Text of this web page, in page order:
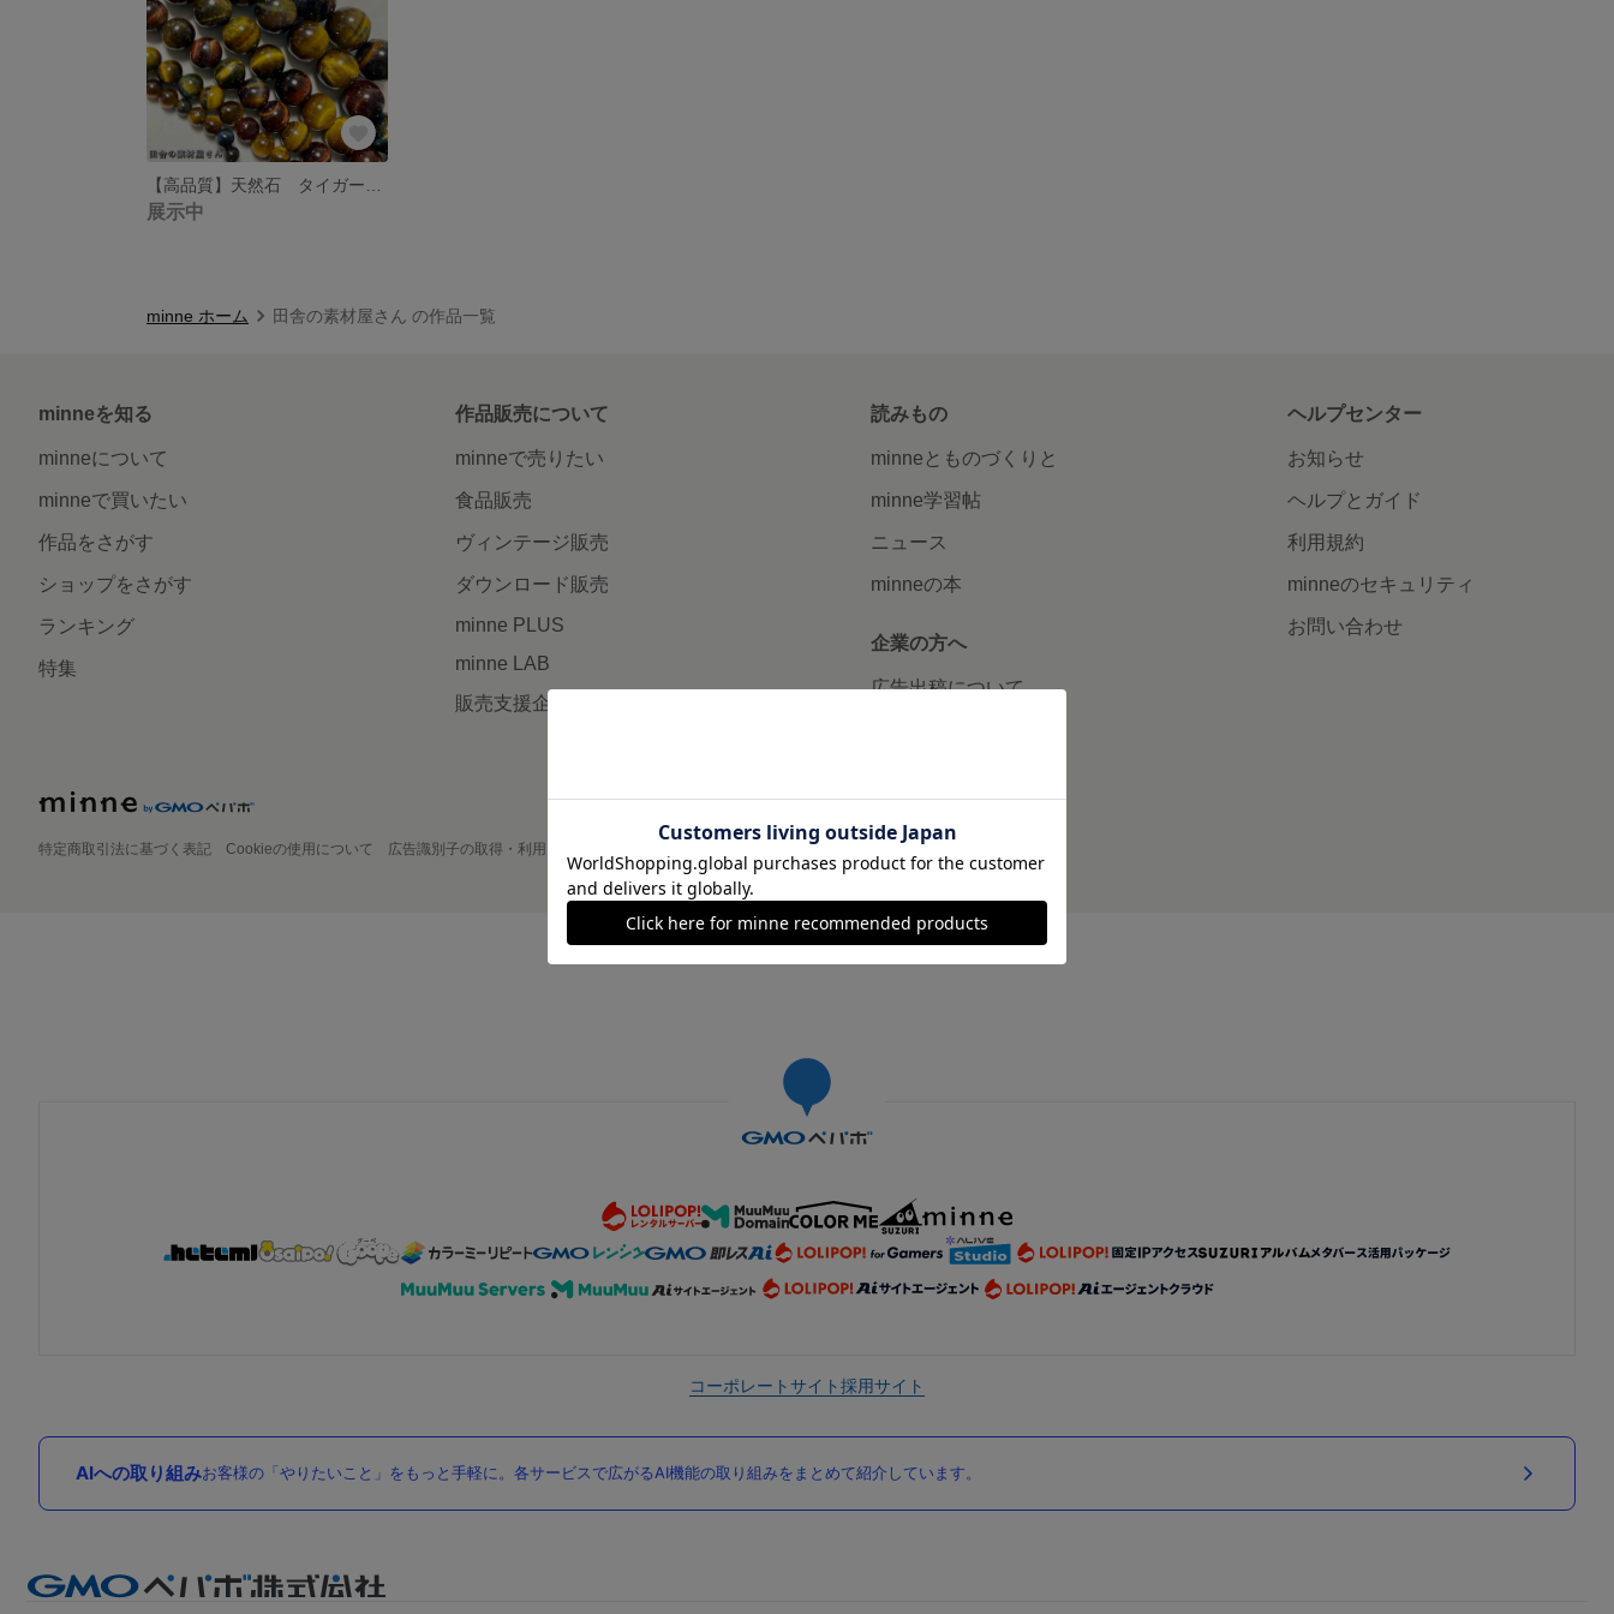
展示中
minne ホーム 田舎の素材屋さん の作品一覧
minneを知る
minneについて
minneで買いたい
作品をさがす
ショップをさがす
ランキング
特集
作品販売について
minneで売りたい
食品販売
ヴィンテージ販売
ダウンロード販売
minne PLUS
minne LAB
販売支援企画・イベント
読みもの
minneとものづくりと
minne学習帖
ニュース
minneの本
企業の方へ
広告出稿について
ヘルプセンター
お知らせ
ヘルプとガイド
利用規約
minneのセキュリティ
お問い合わせ
特定商取引法に基づく表記 Cookieの使用について 広告識別子の取得・利用 採用情報 メディアキット
©GMO Pepabo, Inc. All rights reserved.
コーポレートサイト採用サイト
AIへの取り組みお客様の「やりたいこと」をもっと手軽に。各サービスで広がるAI機能の取り組みをまとめて紹介しています。